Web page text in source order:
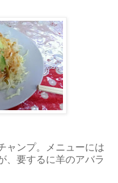
ャンプ。メニューには
、要するに羊のアバラ